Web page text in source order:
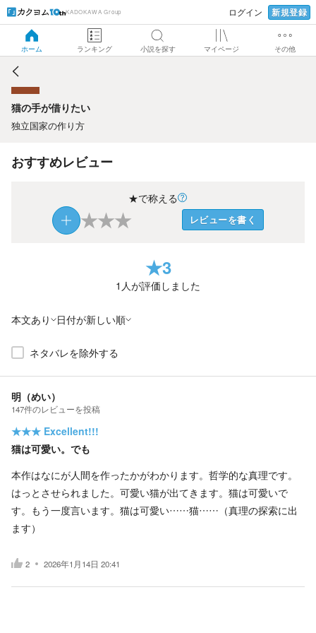
KADOKAWA Group ログイン 新規登録
ホーム ランキング 小説を探す マイページ その他
猫の手が借りたい
猫の手が借りたい
独立国家の作り方
おすすめレビュー
★で称える
★★★ レビューを書く
★3
1 人が評価しました
本文あり 日付が新しい順
ネタバレを除外する
明（めい）
147件のレビューを投稿
★★★ Excellent!!!
猫は可愛い。でも
本作はなにが人間を作ったかがわかります。哲学的な真理です。
はっとさせられました。可愛い猫が出てきます。猫は可愛いで
す。もう一度言います。猫は可愛い……猫……（真理の探索に出
ます）
2 2026年1月14日 20:41